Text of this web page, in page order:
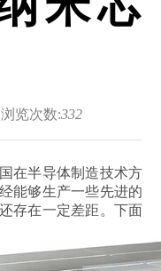
浏览次数:332
在半导体制造技术方
能够生产一些先进的
存在一定差距。下面